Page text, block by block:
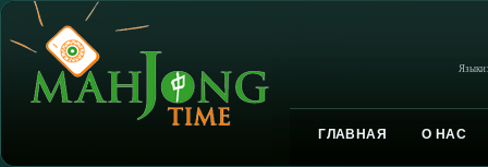
Языки:
ГЛАВНАЯ О НАС